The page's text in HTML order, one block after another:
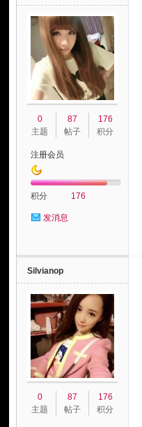
0
主题
87
帖子
176
积分
注册会员
积分 176
发消息
Silvianop
0
主题
87
帖子
176
积分